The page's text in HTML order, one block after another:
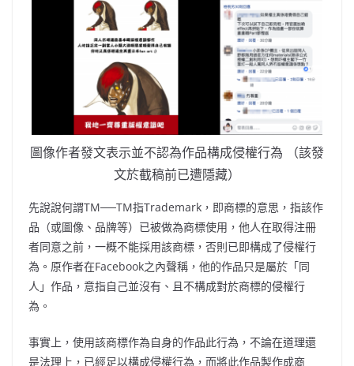
圖像作者發文表示並不認為作品構成侵權行為 （該發
文於截稿前已遭隱藏）
先說說何謂TM──TM指Trademark，即商標的意思，指該作
品（或圖像、品牌等）已被做為商標使用，他人在取得注冊
者同意之前，一概不能採用該商標，否則已即構成了侵權行
為。原作者在Facebook之內聲稱，他的作品只是屬於「同
人」作品，意指自己並沒有、且不構成對於商標的侵權行
為。
事實上，使用該商標作為自身的作品此行為，不論在道理還
是法理上，已經足以構成侵權行為，而將此作品製作成商